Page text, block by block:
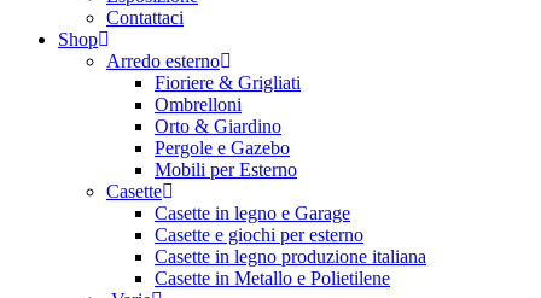
Contattaci
Shop
Arredo esterno
Fioriere & Grigliati
Ombrelloni
Orto & Giardino
Pergole e Gazebo
Mobili per Esterno
Casette
Casette in legno e Garage
Casette e giochi per esterno
Casette in legno produzione italiana
Casette in Metallo e Polietilene